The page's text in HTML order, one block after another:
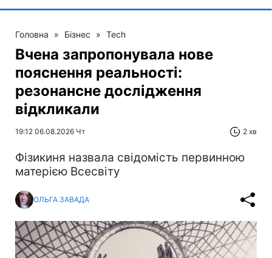
Головна » Бізнес » Tech
Вчена запропонувала нове
пояснення реальності:
резонансне дослідження
відкликали
19:12 06.08.2026 Чт 2 хв
Фізикиня назвала свідомість первинною
матерією Всесвіту
ОЛЬГА ЗАВАДА